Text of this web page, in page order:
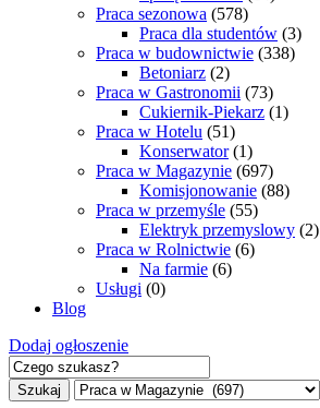
Praca sezonowa (578)
Praca dla studentów (3)
Praca w budownictwie (338)
Betoniarz (2)
Praca w Gastronomii (73)
Cukiernik-Piekarz (1)
Praca w Hotelu (51)
Konserwator (1)
Praca w Magazynie (697)
Komisjonowanie (88)
Praca w przemyśle (55)
Elektryk przemyslowy (2)
Praca w Rolnictwie (6)
Na farmie (6)
Usługi (0)
Blog
Dodaj ogłoszenie
Szukaj